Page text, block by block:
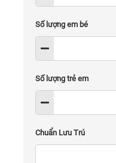
Số lượng em bé
Số lượng trẻ em
Chuẩn Lưu Trú